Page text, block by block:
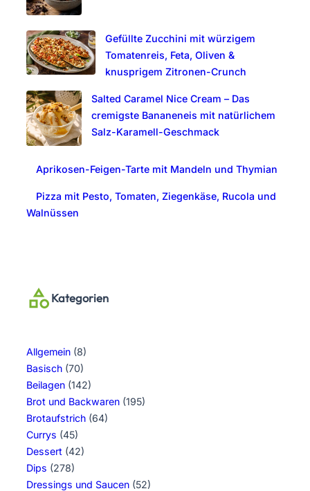
Gefüllte Zucchini mit würzigem
Tomatenreis, Feta, Oliven &
knusprigem Zitronen-Crunch
Salted Caramel Nice Cream – Das
cremigste Bananeneis mit natürlichem
Salz-Karamell-Geschmack
Aprikosen-Feigen-Tarte mit Mandeln und Thymian
Pizza mit Pesto, Tomaten, Ziegenkäse, Rucola und
Walnüssen
Kategorien
Allgemein (8)
Basisch (70)
Beilagen (142)
Brot und Backwaren (195)
Brotaufstrich (64)
Currys (45)
Dessert (42)
Dips (278)
Dressings und Saucen (52)